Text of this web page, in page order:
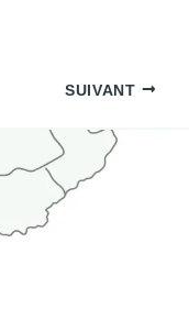
SUIVANT